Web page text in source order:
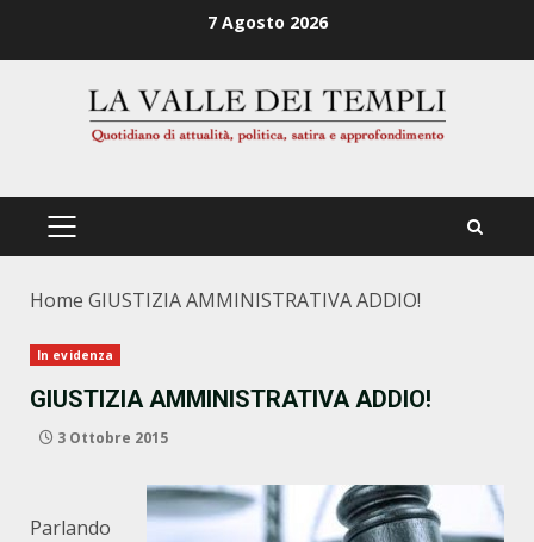
7 Agosto 2026
PRIMÄRES
Home GIUSTIZIA AMMINISTRATIVA ADDIO!
In evidenza
GIUSTIZIA AMMINISTRATIVA ADDIO!
3 Ottobre 2015
Parlando